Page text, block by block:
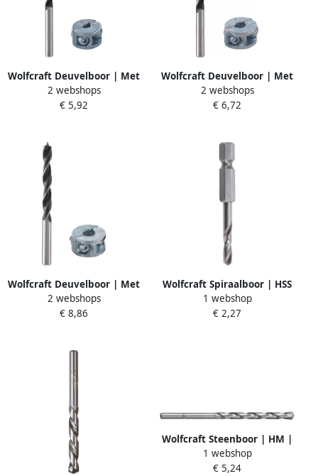
Wolfcraft Deuvelboor | Met
centerpunt + D-stop |
Ø6mm | 1 stuk 2731000
2 webshops
€ 5,92
Wolfcraft Deuvelboor | Met
centerpunt + D-stop |
Ø8mm | 1 stuk 2732000
2 webshops
€ 6,72
Wolfcraft Deuvelboor | Met
centerpunt + D-stop |
Ø10mm | 1 stuk 2733000
2 webshops
€ 8,86
Wolfcraft Spiraalboor | HSS
geslepen | 6-kant | Ø4 0 x
53mm | 1 stuk 7258000
1 webshop
€ 2,27
Wolfcraft Steenboor | HM |
Ø8 x 200mm | 1 stuk
7737010
1 webshop
€ 5,24